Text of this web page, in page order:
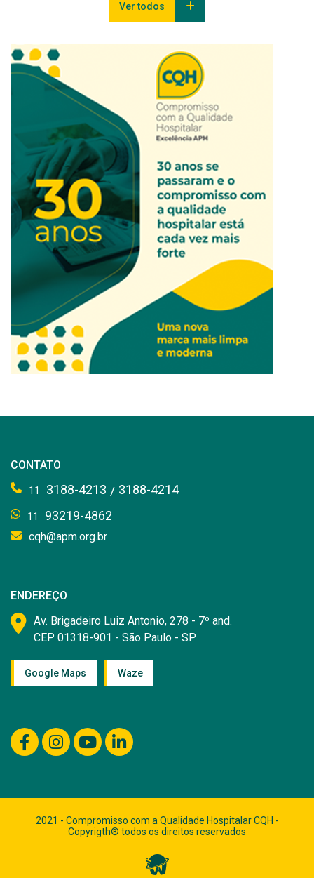
Ver todos
CONTATO
11 3188-4213 / 3188-4214
11 93219-4862
cqh@apm.org.br
ENDEREÇO
Av. Brigadeiro Luiz Antonio, 278 - 7º and.
CEP 01318-901 - São Paulo - SP
Google Maps Waze
2021 - Compromisso com a Qualidade Hospitalar CQH -
Copyrigth® todos os direitos reservados